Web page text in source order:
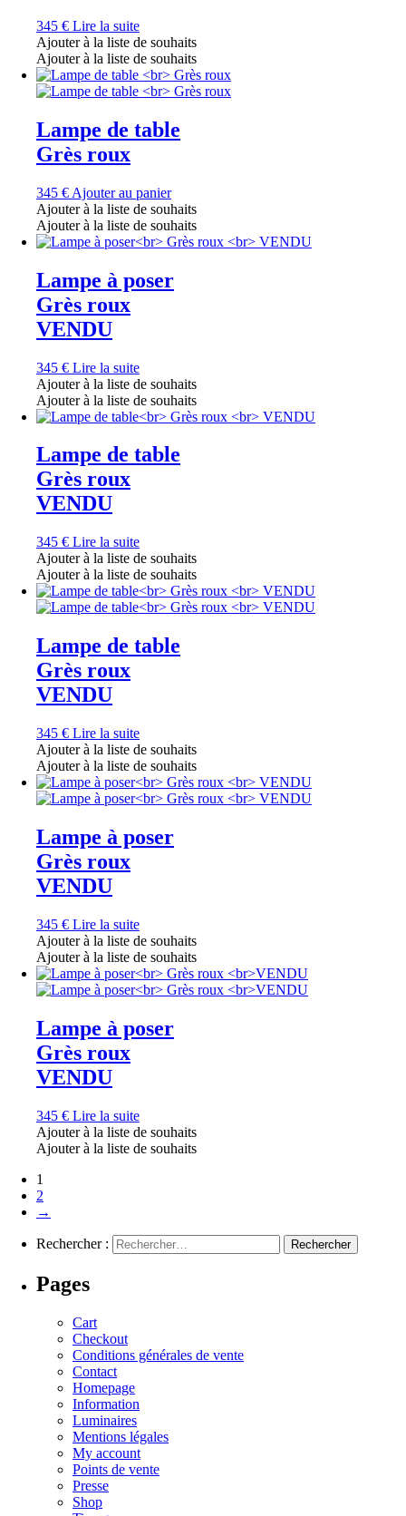
345 € Lire la suite
Ajouter à la liste de souhaits
Ajouter à la liste de souhaits
Lampe de table
Grès roux
345 € Ajouter au panier
Ajouter à la liste de souhaits
Ajouter à la liste de souhaits
Lampe à poser
Grès roux
VENDU
345 € Lire la suite
Ajouter à la liste de souhaits
Ajouter à la liste de souhaits
Lampe de table
Grès roux
VENDU
345 € Lire la suite
Ajouter à la liste de souhaits
Ajouter à la liste de souhaits
Lampe de table
Grès roux
VENDU
345 € Lire la suite
Ajouter à la liste de souhaits
Ajouter à la liste de souhaits
Lampe à poser
Grès roux
VENDU
345 € Lire la suite
Ajouter à la liste de souhaits
Ajouter à la liste de souhaits
Lampe à poser
Grès roux
VENDU
345 € Lire la suite
Ajouter à la liste de souhaits
Ajouter à la liste de souhaits
1
2
→
Rechercher :
Pages
Cart
Checkout
Conditions générales de vente
Contact
Homepage
Information
Luminaires
Mentions légales
My account
Points de vente
Presse
Shop